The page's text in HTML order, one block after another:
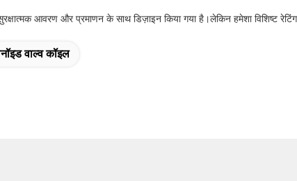
आवरण और प्रमाणन के साथ डिज़ाइन किया गया है।लेकिन हमेशा विशिष्ट
वाल्व कॉइल